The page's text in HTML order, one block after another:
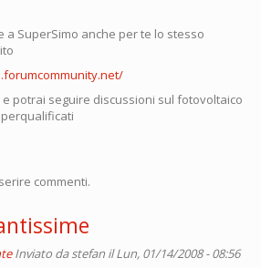
a SuperSimo anche per te lo stesso
potrai seguire discussioni sul fotovoltaico
commenti.
Inviato da stefan il Lun, 01/14/2008 - 08:56